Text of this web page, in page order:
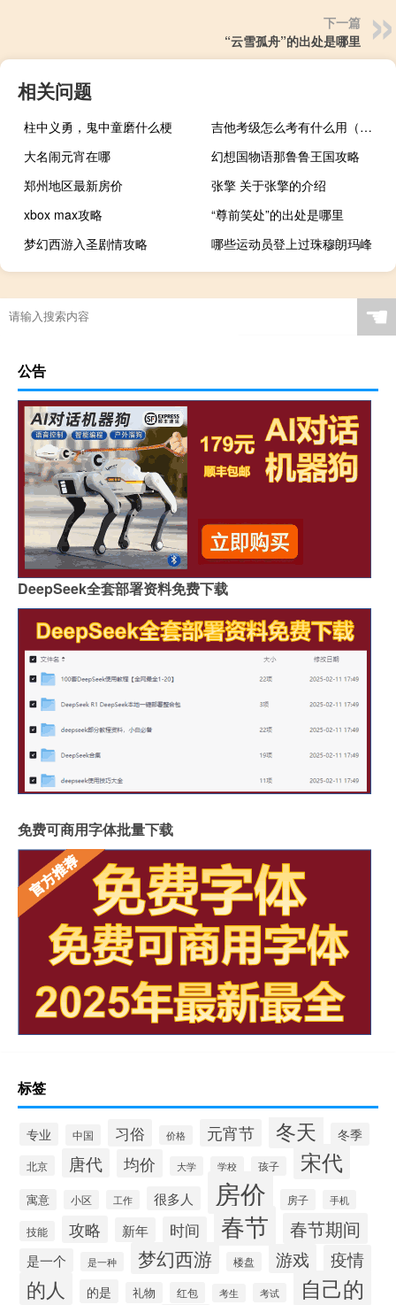
下一篇
“云雪孤舟”的出处是哪里
相关问题
柱中义勇，鬼中童磨什么梗
吉他考级怎么考有什么用（吉他考级怎么考）
大名闹元宵在哪
幻想国物语那鲁鲁王国攻略
郑州地区最新房价
张擎 关于张擎的介绍
xbox max攻略
“尊前笑处”的出处是哪里
梦幻西游入圣剧情攻略
哪些运动员登上过珠穆朗玛峰
☚
公告
DeepSeek全套部署资料免费下载
免费可商用字体批量下载
标签
专业 中国 习俗 价格 元宵节 冬天 冬季
北京 唐代 均价 大学 学校 孩子 宋代
寓意 小区 工作 很多人 房价 房子 手机
技能 攻略 新年 时间 春节 春节期间
是一个 是一种 梦幻西游 楼盘 游戏 疫情
的人 的是 礼物 红包 考生 考试 自己的